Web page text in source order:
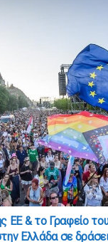
ΕΕ & το Γραφείο
Ελλάδα σε